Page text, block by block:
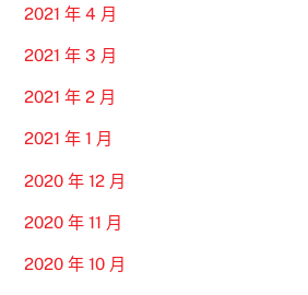
2021 年 4 月
2021 年 3 月
2021 年 2 月
2021 年 1 月
2020 年 12 月
2020 年 11 月
2020 年 10 月